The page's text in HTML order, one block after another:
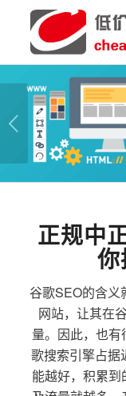
正规中
谷歌SEO的含义
网站，让其在
量。因此，也
歌搜索引擎占据
能越好，积累